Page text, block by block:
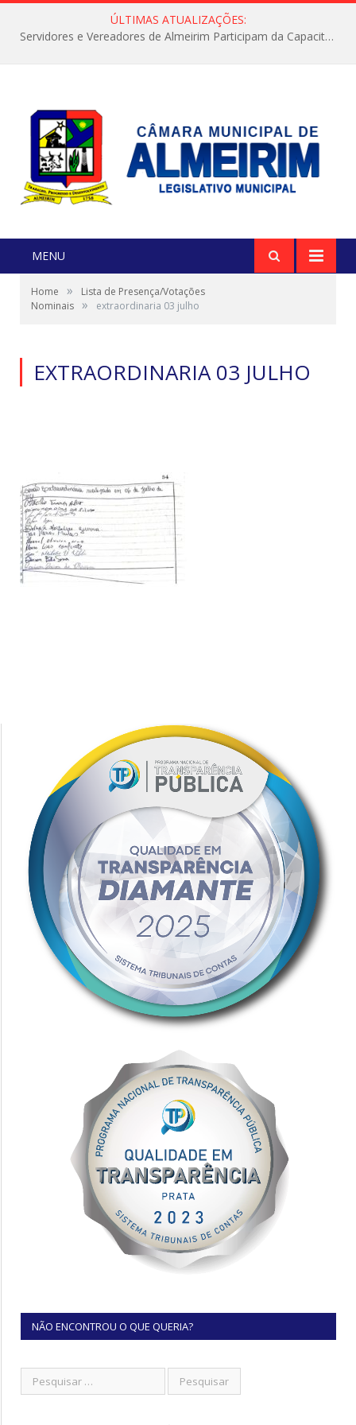
ÚLTIMAS ATUALIZAÇÕES:
Servidores e Vereadores de Almeirim Participam da Capacitação “Orientar é a Nossa Missão”
MENU
Home »
Lista de Presença/Votações
Nominais » extraordinaria 03 julho
EXTRAORDINARIA 03 JULHO
NÃO ENCONTROU O QUE QUERIA?